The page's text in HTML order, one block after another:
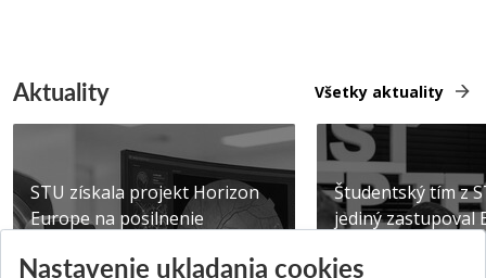
Aktuality Všetky aktuality
STU získala projekt Horizon
Europe na posilnenie
Publikované 31.07.2026
Študentský tím z
jediný zastupoval
Publikované
Nastavenie ukladania cookies